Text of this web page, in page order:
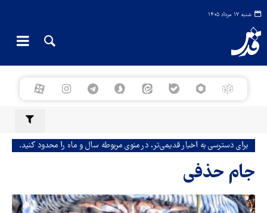
شنبه ۱۷ مرداد ۱۴۰۵
برای دسترسی به اخبار قدیمی‌تر، در منوی مربوطه سال و ماه را محدود کنید.
جام حذفی